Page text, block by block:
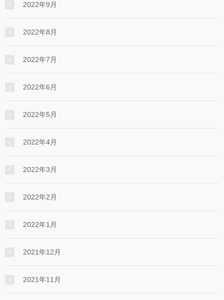
2022年9月
2022年8月
2022年7月
2022年6月
2022年5月
2022年4月
2022年3月
2022年2月
2022年1月
2021年12月
2021年11月